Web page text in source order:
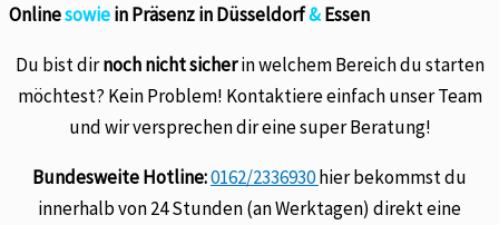
Onlinesowiein Präsenz in Düsseldorf&Essen
Du bist dirnoch nicht sicherin welchem Bereich du starten
möchtest? Kein Problem! Kontaktiere einfach unser Team
und wir versprechen dir eine super Beratung!
Bundesweite Hotline:0162/2336930hier bekommst du
innerhalb von 24 Stunden (an Werktagen) direkt eine